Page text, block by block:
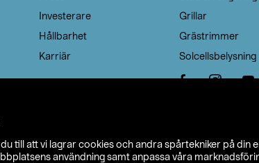
till att vi lagrar cookies och andra spårtekniker på din
användning samt anpassa våra
Investerare
Hållbarhet
Karriär
Grillar
Grästrimmer
Solcellsbelysning